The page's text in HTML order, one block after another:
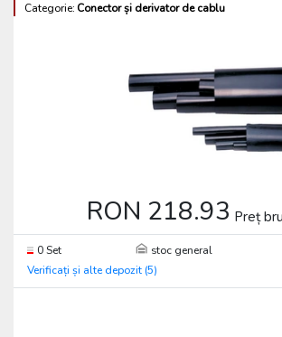
Categorie: Conector și derivator de cablu
RON 218.93 Preț
0 Set
stoc general
Verificați și alte depozit (5)